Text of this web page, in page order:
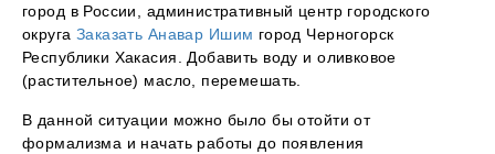
город в России, административный центр городского
округа Заказать Анавар Ишим город Черногорск
Республики Хакасия. Добавить воду и оливковое
(растительное) масло, перемешать.
В данной ситуации можно было бы отойти от
формализма и начать работы до появления